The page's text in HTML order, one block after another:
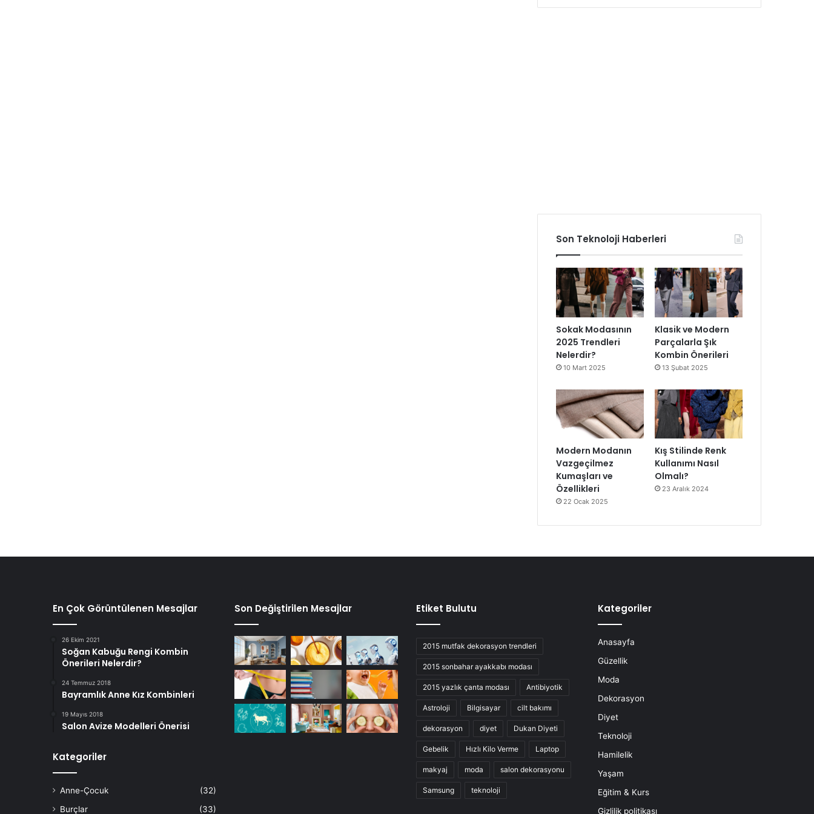
Son Teknoloji Haberleri
Sokak Modasının
2025 Trendleri
Nelerdir?
10 Mart 2025
Klasik ve Modern
Parçalarla Şık
Kombin Önerileri
13 Şubat 2025
Modern Modanın
Vazgeçilmez
Kumaşları ve
Özellikleri
22 Ocak 2025
Kış Stilinde Renk
Kullanımı Nasıl
Olmalı?
23 Aralık 2024
En Çok Görüntülenen Mesajlar
26 Ekim 2021
Soğan Kabuğu Rengi Kombin
Önerileri Nelerdir?
24 Temmuz 2018
Bayramlık Anne Kız Kombinleri
19 Mayıs 2018
Salon Avize Modelleri Önerisi
Kategoriler
Anne-Çocuk
(32)
Burçlar
(33)
Son Değiştirilen Mesajlar Etiket Bulutu
2015 mutfak dekorasyon trendleri
2015 sonbahar ayakkabı modası
2015 yazlık çanta modası Antibiyotik
Astroloji Bilgisayar cilt bakımı
dekorasyon diyet Dukan Diyeti
Gebelik Hızlı Kilo Verme Laptop
makyaj moda salon dekorasyonu
Samsung teknoloji
Kategoriler
Anasayfa
Güzellik
Moda
Dekorasyon
Diyet
Teknoloji
Hamilelik
Yaşam
Eğitim & Kurs
Gizlilik politikası